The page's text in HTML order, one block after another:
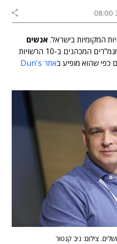
המקומיות בישראל.אנשים
מביא את רשימת המנמ"רים המכהנים ב-10 הרשויות
כפי שהוא מופיע ב
אתר Dun's
צילום: ניב קנטור